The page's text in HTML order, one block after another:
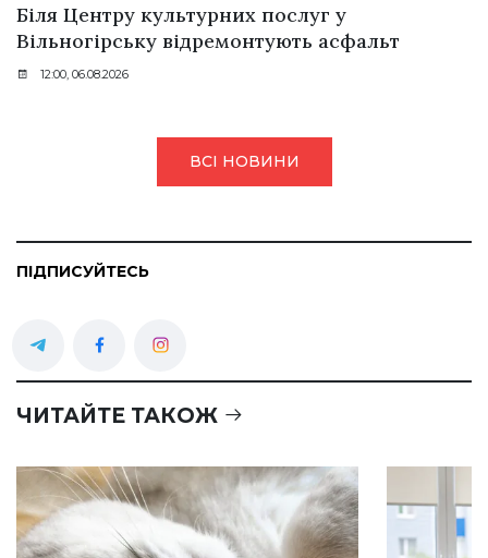
Біля Центру культурних послуг у
Вільногірську відремонтують асфальт
12:00, 06.08.2026
ВСІ НОВИНИ
ПІДПИСУЙТЕСЬ
ЧИТАЙТЕ ТАКОЖ